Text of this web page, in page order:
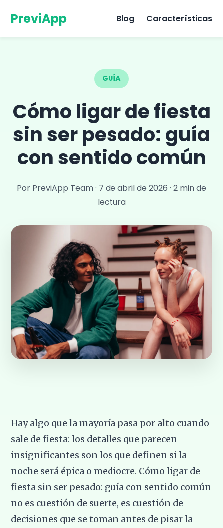
PreviApp Blog Características
GUÍA
Cómo ligar de fiesta
sin ser pesado: guía
con sentido común
Por PreviApp Team· 7 de abril de 2026 · 2 min de
lectura
Hay algo que la mayoría pasa por alto cuando
sale de fiesta: los detalles que parecen
insignificantes son los que definen si la
noche será épica o mediocre. Cómo ligar de
fiesta sin ser pesado: guía con sentido común
no es cuestión de suerte, es cuestión de
decisiones que se toman antes de pisar la